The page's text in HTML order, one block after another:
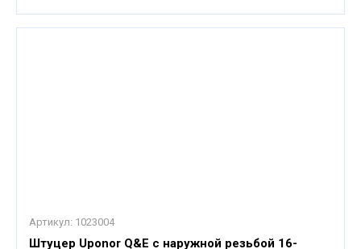
Артикул: 1023004
Штуцер Uponor Q&E с наружной резьбой 16-